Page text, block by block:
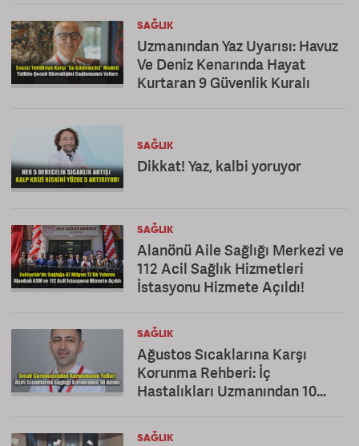
SAĞLIK
Uzmanından Yaz Uyarısı: Havuz
Ve Deniz Kenarında Hayat
Kurtaran 9 Güvenlik Kuralı
SAĞLIK
Dikkat! Yaz, kalbi yoruyor
SAĞLIK
Alanönü Aile Sağlığı Merkezi ve
112 Acil Sağlık Hizmetleri
İstasyonu Hizmete Açıldı!
SAĞLIK
Ağustos Sıcaklarına Karşı
Korunma Rehberi: İç
Hastalıkları Uzmanından 10
SAĞLIK